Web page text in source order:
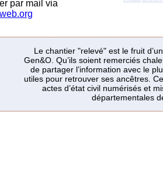
par mail via
Le chantier "relevé" est le fruit
Gen&O. Qu’ils soient remerciés
de partager l’information avec le
utiles pour retrouver ses ancêtres.
actes d’état civil numérisés et
départementales